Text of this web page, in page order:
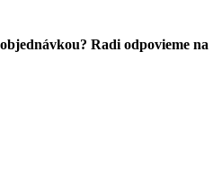
Radi odpovieme na